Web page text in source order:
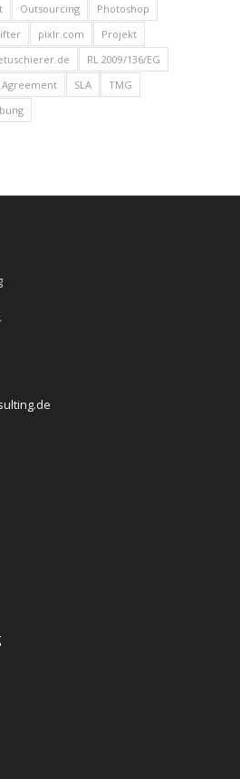
Outsourcing
Photoshop
pixlr.com
Projekt
RL 2009/136/EG
Agreement SLA
TMG